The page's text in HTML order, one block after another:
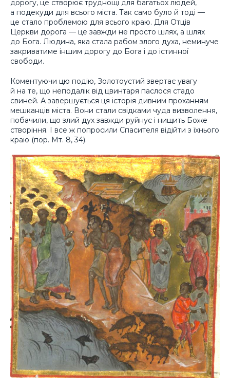
дорогу, це створює труднощі для багатьох людей,
а подекуди для всього міста. Так само було й тоді —
це стало проблемою для всього краю. Для Отців
Церкви дорога — це завжди не просто шлях, а шлях
до Бога. Людина, яка стала рабом злого духа, неминуче
закриватиме іншим дорогу до Бога і до істинної
свободи.
Коментуючи цю подію, Золотоустий звертає увагу
й на те, що неподалік від цвинтаря паслося стадо
свиней. А завершується ця історія дивним проханням
мешканців міста. Вони стали свідками чуда визволення,
побачили, що злий дух завжди руйнує і нищить Боже
створіння. І все ж попросили Спасителя відійти з їхнього
краю (пор. Мт. 8, 34).